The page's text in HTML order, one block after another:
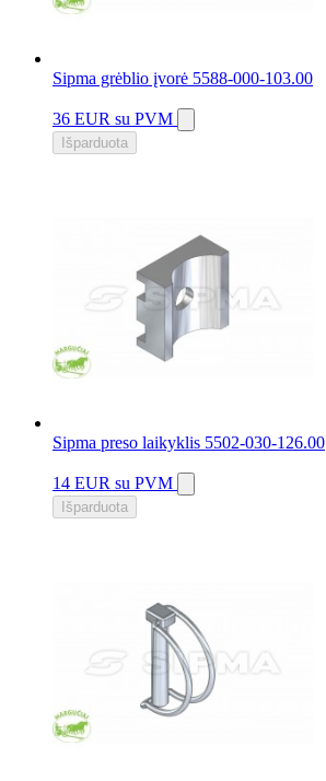
Sipma grėblio įvorė 5588-000-103.00
36 EUR su PVM
Išparduota
Sipma preso laikyklis 5502-030-126.00
14 EUR su PVM
Išparduota